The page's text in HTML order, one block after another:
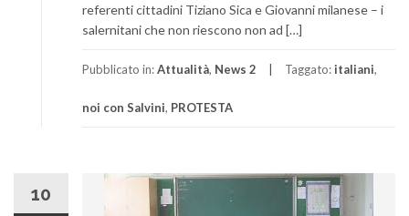
referenti cittadini Tiziano Sica e Giovanni milanese – i
salernitani che non riescono non ad […]
Pubblicato in:Attualità, News 2 Taggato: italiani,
noi con Salvini, PROTESTA
10